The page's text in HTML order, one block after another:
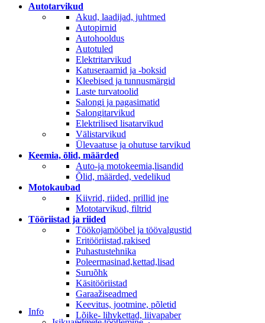
Autotarvikud
Akud, laadijad, juhtmed
Autopirnid
Autohooldus
Autotuled
Elektritarvikud
Katuseraamid ja -boksid
Kleebised ja tunnusmärgid
Laste turvatoolid
Salongi ja pagasimatid
Salongitarvikud
Elektrilised lisatarvikud
Välistarvikud
Ülevaatuse ja ohutuse tarvikud
Keemia, õlid, määrded
Auto-ja motokeemia,lisandid
Õlid, määrded, vedelikud
Motokaubad
Kiivrid, riided, prillid jne
Mototarvikud, filtrid
Tööriistad ja riided
Töökojamööbel ja töövalgustid
Eritööriistad,rakised
Puhastustehnika
Poleermasinad,kettad,lisad
Suruõhk
Käsitööriistad
Garaažiseadmed
Keevitus, jootmine, põletid
Lõike- lihvkettad, liivapaber
Info